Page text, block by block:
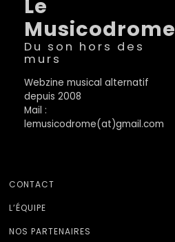
Le
Musicodrome
Du son hors des
murs
Webzine musical alternatif
depuis 2008
Mail :
lemusicodrome(at)gmail.com
CONTACT
L’ÉQUIPE
NOS PARTENAIRES